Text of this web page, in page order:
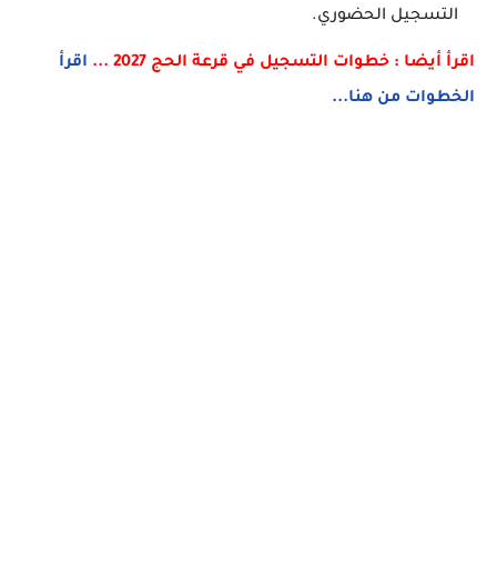
التسجيل الحضوري.
اقرأ أيضا : خطوات التسجيل في قرعة الحج 2027 ...
اقرأ
الخطوات من هنا...